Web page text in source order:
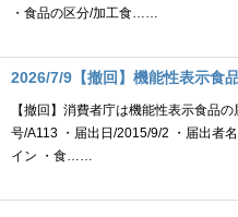
・食品の区分/加工食……
2026/7/9【撤回】機能性表示食
【撤回】消費者庁は機能性表示食品
号/A113 ・届出日/2015/9/2 ・届出者
イン ・食……